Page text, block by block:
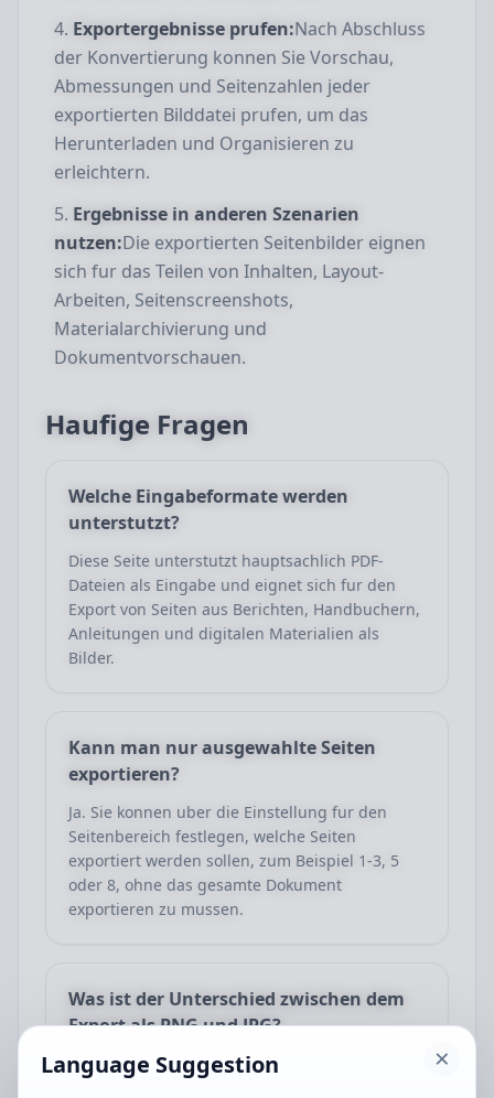
Exportergebnisse prufen:Nach Abschluss
der Konvertierung konnen Sie Vorschau,
Abmessungen und Seitenzahlen jeder
exportierten Bilddatei prufen, um das
Herunterladen und Organisieren zu
erleichtern.
Ergebnisse in anderen Szenarien
nutzen:Die exportierten Seitenbilder eignen
sich fur das Teilen von Inhalten, Layout-
Arbeiten, Seitenscreenshots,
Materialarchivierung und
Dokumentvorschauen.
Haufige Fragen
Welche Eingabeformate werden
unterstutzt?
Diese Seite unterstutzt hauptsachlich PDF-
Dateien als Eingabe und eignet sich fur den
Export von Seiten aus Berichten, Handbuchern,
Anleitungen und digitalen Materialien als
Bilder.
Kann man nur ausgewahlte Seiten
exportieren?
Ja. Sie konnen uber die Einstellung fur den
Seitenbereich festlegen, welche Seiten
exportiert werden sollen, zum Beispiel 1-3, 5
oder 8, ohne das gesamte Dokument
exportieren zu mussen.
Was ist der Unterschied zwischen dem
Export als PNG und JPG?
PNG eignet sich besser zum Erhalt von
Language Suggestion